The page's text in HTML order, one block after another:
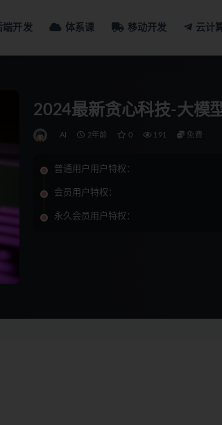
端开发 体系课 移动开发 云计
2024最新贪心科技-大模
AI 2年前 0 191 免费
普通用户用户特权：
会员用户特权：
永久会员用户特权：